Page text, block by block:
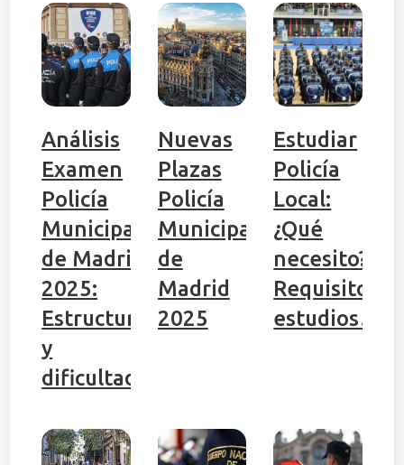
Análisis
Examen
Policía
Municipal
de Madrid
2025:
Estructura
y
dificultad
Nuevas
Plazas
Policía
Municipal
de
Madrid
2025
Estudiar
Policía
Local:
¿Qué
necesito?
Requisitos,
estudios…